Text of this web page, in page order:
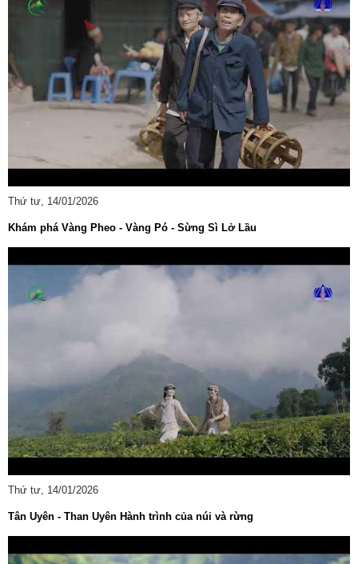
Thứ tư, 14/01/2026
Khám phá Vàng Pheo - Vàng Pó - Sừng Sì Lở Lầu
Thứ tư, 14/01/2026
Tân Uyên - Than Uyên Hành trình của núi và rừng